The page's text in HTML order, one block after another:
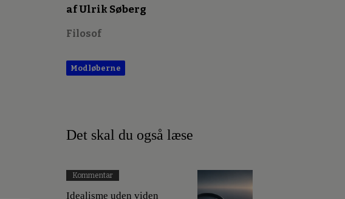
af Ulrik Søberg
Filosof
Modløberne
Det skal du også læse
Kommentar
Idealisme uden viden